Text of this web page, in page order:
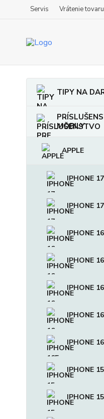
Servis Vrátenie tovaru
TIPY NA
MOBILY
APPLE
IPHONE
IPHONE 17
IPHONE
IPHONE
IPHONE
IPHONE 16
IPHONE
IPHONE
IPHONE